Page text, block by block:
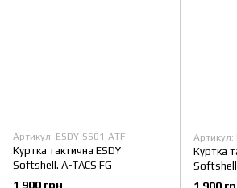
Артикул: ESDY-SS01-ATF
Куртка тактична ESDY
Softshell. A-TACS FG
1 900 грн
Артикул:
Куртка